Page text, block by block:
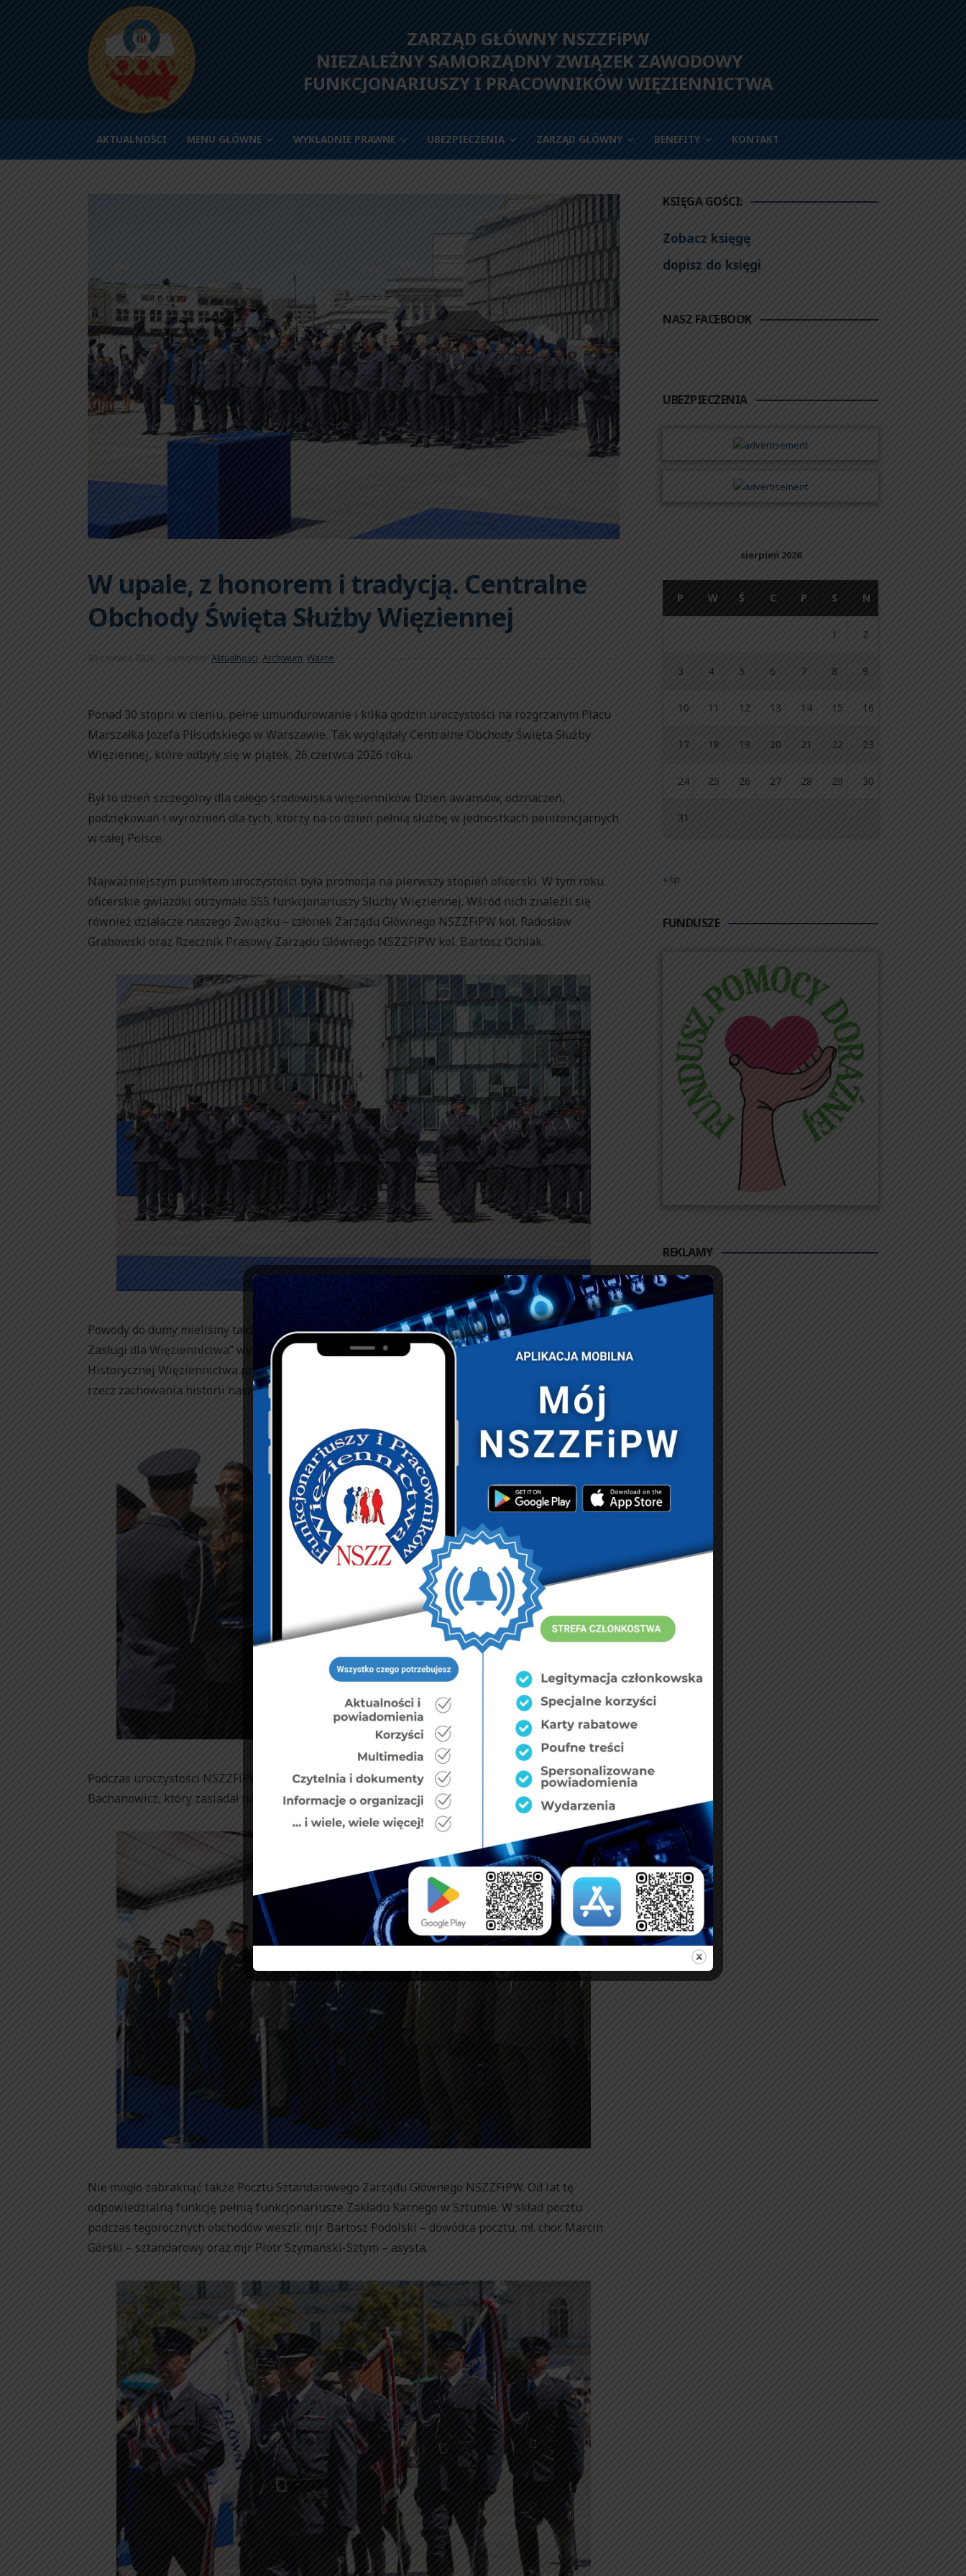
ZARZĄD GŁÓWNY NSZZFiPW
NIEZALEŻNY SAMORZĄDNY ZWIĄZEK ZAWODOWY
FUNKCJONARIUSZY I PRACOWNIKÓW WIĘZIENNICTWA
AKTUALNOŚCI MENU GŁÓWNE WYKŁADNIE PRAWNE UBEZPIECZENIA ZARZĄD GŁÓWNY BENEFITY KONTAKT
W upale, z honorem i tradycją. Centralne
Obchody Święta Służby Więziennej
30 czerwca 2026 Kategorie: Aktualności Archiwum, Ważne
Ponad 30 stopni w cieniu, pełne umundurowanie i kilka godzin uroczystości na rozgrzanym Placu
Marszałka Józefa Piłsudskiego w Warszawie. Tak wyglądały Centralne Obchody Święta Służby
Więziennej, które odbyły się w piątek, 26 czerwca 2026 roku.
Był to dzień szczególny dla całego środowiska więzienników. Dzień awansów, odznaczeń,
podziękowań i wyróżnień dla tych, którzy na co dzień pełnią służbę w jednostkach penitencjarnych
w całej Polsce.
Najważniejszym punktem uroczystości była promocja na pierwszy stopień oficerski. W tym roku
oficerskie gwiazdki otrzymało 555 funkcjonariuszy Służby Więziennej. Wśród nich znaleźli się
również działacze naszego Związku – członek Zarządu Głównego NSZZFiPW kol. Radosław
Grabowski oraz Rzecznik Prasowy Zarządu Głównego NSZZFiPW kol. Bartosz Ochlak.
Powody do dumy mieliśmy także podczas ceremonii wręczenia odznaczeń. Srebrną Odznaką „Za
Zasługi dla Więziennictwa” wyróżniony został chor. rez. Roman Wójcicki, członek Zespołu Pamięci
Historycznej Więziennictwa przy Zarządzie Głównym NSZZFiPW. To docenienie wielu lat pracy na
rzecz zachowania historii naszej formacji i pamięci o ludziach, którzy ją tworzyli.
Podczas uroczystości NSZZFiPW reprezentował Przewodniczący Zarządu Głównego Kamil
Bachanowicz, który zasiadał na trybunie honorowej.
Nie mogło zabraknąć także Pocztu Sztandarowego Zarządu Głównego NSZZFiPW. Od lat tę
odpowiedzialną funkcję pełnią funkcjonariusze Zakładu Karnego w Sztumie. W skład pocztu
podczas tegorocznych obchodów weszli: mjr Bartosz Podolski – dowódca pocztu, mł. chor. Marcin
Górski – sztandarowy oraz mjr Piotr Szymański-Sztym – asysta.
KSIĘGA GOŚCI:
Zobacz księgę
dopisz do księgi
NASZ FACEBOOK
UBEZPIECZENIA
sierpień 2026
P W Ś C P S N
1 2
3 4 5 6 7 8 9
10 11 12 13 14 15 16
17 18 19 20 21 22 23
24 25 26 27 28 29 30
31
« lip
FUNDUSZE
REKLAMY